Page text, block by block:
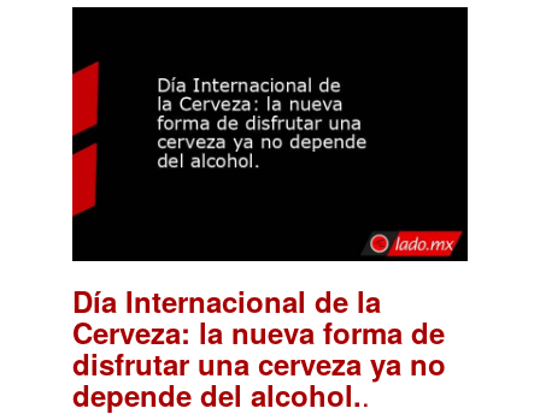
Día Internacional de la
Cerveza: la nueva forma de
disfrutar una cerveza ya no
depende del alcohol..